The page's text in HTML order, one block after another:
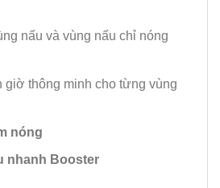
nấu và vùng nấu chỉ nóng
giờ thông minh cho từng vùng
nóng
nhanh Booster